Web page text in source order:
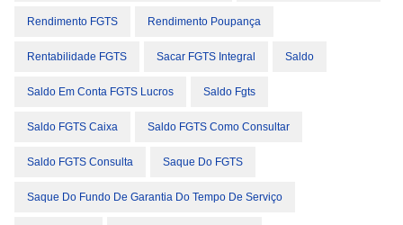
Rendimento FGTS Rendimento Poupança
Rentabilidade FGTS Sacar FGTS Integral Saldo
Saldo Em Conta FGTS Lucros Saldo Fgts
Saldo FGTS Caixa Saldo FGTS Como Consultar
Saldo FGTS Consulta Saque Do FGTS
Saque Do Fundo De Garantia Do Tempo De Serviço